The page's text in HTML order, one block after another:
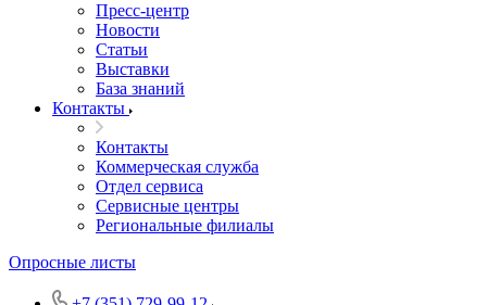
Пресс-центр
Новости
Статьи
Выставки
База знаний
Контакты
Контакты
Коммерческая служба
Отдел сервиса
Сервисные центры
Региональные филиалы
Опросные листы